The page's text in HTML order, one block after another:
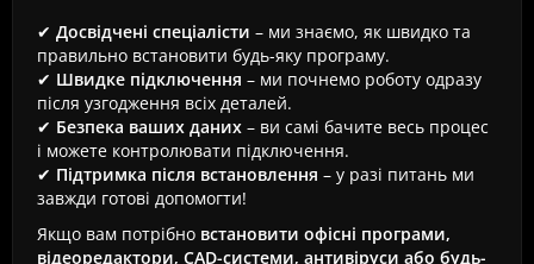
✔ Досвідчені спеціалісти – ми знаємо, як швидко та
правильно встановити будь-яку програму.
✔ Швидке підключення – ми почнемо роботу одразу
після узгодження всіх деталей.
✔ Безпека ваших даних – ви самі бачите весь процес
і можете контролювати підключення.
✔ Підтримка після встановлення – у разі питань ми
завжди готові допомогти!
Якщо вам потрібно встановити офісні програми,
відеоредактори, CAD-системи, антивіруси або будь-